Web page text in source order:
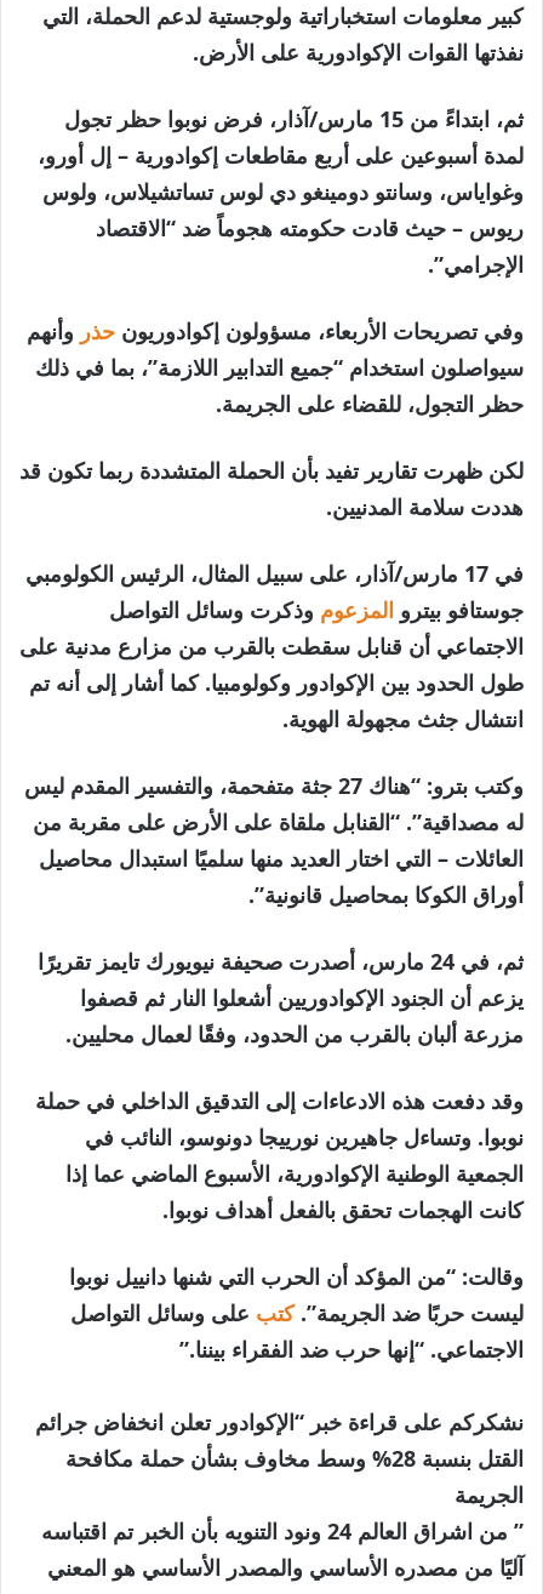
كبير معلومات استخباراتية ولوجستية لدعم الحملة، التي
نفذتها القوات الإكوادورية على الأرض.
ثم، ابتداءً من 15 مارس/آذار، فرض نوبوا حظر تجول
لمدة أسبوعين على أربع مقاطعات إكوادورية – إل أورو،
وغواياس، وسانتو دومينغو دي لوس تساتشيلاس، ولوس
ريوس – حيث قادت حكومته هجوماً ضد “الاقتصاد
الإجرامي”.
وفي تصريحات الأربعاء، مسؤولون إكوادوريون حذر وأنهم
سيواصلون استخدام “جميع التدابير اللازمة”، بما في ذلك
حظر التجول، للقضاء على الجريمة.
لكن ظهرت تقارير تفيد بأن الحملة المتشددة ربما تكون قد
هددت سلامة المدنيين.
في 17 مارس/آذار، على سبيل المثال، الرئيس الكولومبي
جوستافو بيترو المزعوم وذكرت وسائل التواصل
الاجتماعي أن قنابل سقطت بالقرب من مزارع مدنية على
طول الحدود بين الإكوادور وكولومبيا. كما أشار إلى أنه تم
انتشال جثث مجهولة الهوية.
وكتب بترو: “هناك 27 جثة متفحمة، والتفسير المقدم ليس
له مصداقية”. “القنابل ملقاة على الأرض على مقربة من
العائلات – التي اختار العديد منها سلميًا استبدال محاصيل
أوراق الكوكا بمحاصيل قانونية”.
ثم، في 24 مارس، أصدرت صحيفة نيويورك تايمز تقريرًا
يزعم أن الجنود الإكوادوريين أشعلوا النار ثم قصفوا
مزرعة ألبان بالقرب من الحدود، وفقًا لعمال محليين.
وقد دفعت هذه الادعاءات إلى التدقيق الداخلي في حملة
نوبوا. وتساءل جاهيرين نورييجا دونوسو، النائب في
الجمعية الوطنية الإكوادورية، الأسبوع الماضي عما إذا
كانت الهجمات تحقق بالفعل أهداف نوبوا.
وقالت: “من المؤكد أن الحرب التي شنها دانييل نوبوا
ليست حربًا ضد الجريمة”.كتب على وسائل التواصل
الاجتماعي. “إنها حرب ضد الفقراء بيننا.”
نشكركم على قراءة خبر “الإكوادور تعلن انخفاض جرائم
القتل بنسبة 28% وسط مخاوف بشأن حملة مكافحة
الجريمة
” من اشراق العالم 24 ونود التنويه بأن الخبر تم اقتباسه
آليًا من مصدره الأساسي والمصدر الأساسي هو المعني